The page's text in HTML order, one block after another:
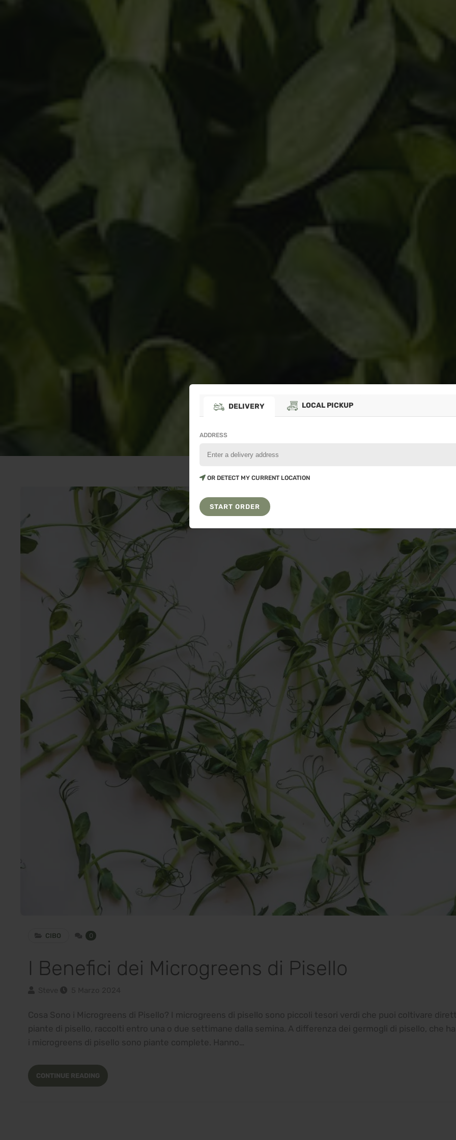
DELIVERY LOCAL PICKUP
ADDRESS
OR DETECT MY CURRENT LOCATION
START ORDER
CIBO 0
I Benefici dei Microgreens di Pisello
Cosa Sono i Microgreens di Pisello? I microgreens di pisello sono piccoli tesori verdi che puoi coltivare
piante di pisello, raccolti entro una o due settimane dalla semina. A differenza dei germogli di pisello, che
i microgreens di pisello sono piante complete. Hanno…
CONTINUE READING